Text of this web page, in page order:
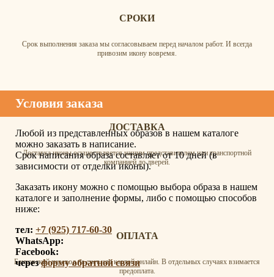
СРОКИ
Срок выполнения заказа мы согласовываем перед началом работ. И всегда
привозим икону вовремя.
ДОСТАВКА
Доставка иконы осуществляется нашим представителем или транспортной
компанией до дверей.
ОПЛАТА
Банковский перевод на счет или картой онлайн. В отдельных случаях взимается
предоплата.
Условия заказа
Любой из представленных образов в нашем каталоге
можно заказать в написание.
Срок написания образа составляет от 10 дней (в
зависимости от отделки иконы).
Заказать икону можно с помощью выбора образа в нашем
каталоге и заполнение формы, либо с помощью способов
ниже:
тел: +7 (925) 717-60-30
WhatsApp:
Facebook:
черезформу обратной связи